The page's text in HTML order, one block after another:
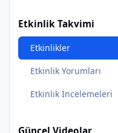
Etkinlik Takvimi
Etkinlikler
Etkinlik Yorumları
Etkinlik İncelemeleri